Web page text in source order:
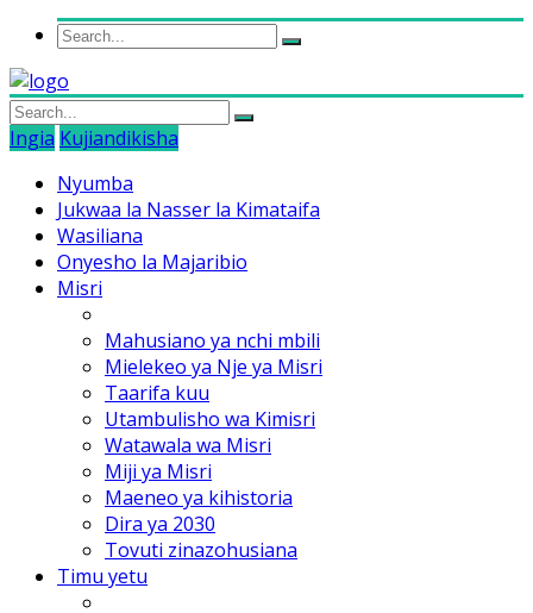
Ingia Kujiandikisha
Nyumba
Jukwaa la Nasser la Kimataifa
Wasiliana
Onyesho la Majaribio
Misri
Mahusiano ya nchi mbili
Mielekeo ya Nje ya Misri
Taarifa kuu
Utambulisho wa Kimisri
Watawala wa Misri
Miji ya Misri
Maeneo ya kihistoria
Dira ya 2030
Tovuti zinazohusiana
Timu yetu